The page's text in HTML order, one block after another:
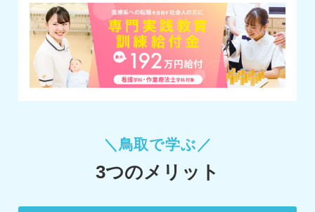
鳥取で学ぶ
3つのメリット